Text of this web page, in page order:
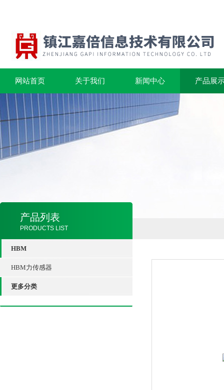
网站首页 关于我们 新闻中心 产品展
产品列表
PRODUCTS LIST
HBM
HBM力传感器
更多分类